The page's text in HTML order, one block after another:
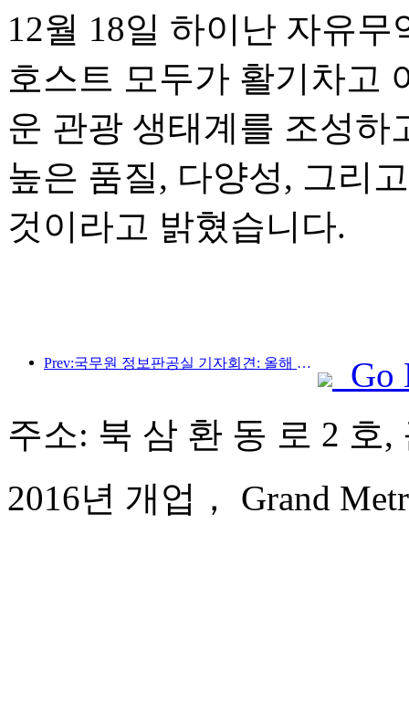
12월 18일 하이난 자유
호스트 모두가 활기차고
운 관광 생태계를 조성하
높은 품질, 다양성, 그리
것이라고 밝혔습니다.
Prev:국무원 정보판공실 기자회견: 올해 상반기 우리나라 국경 간 여행수입 42% 증가
Go
주소: 북 삼 환 동 로 2 호,
2016년 개업， Grand